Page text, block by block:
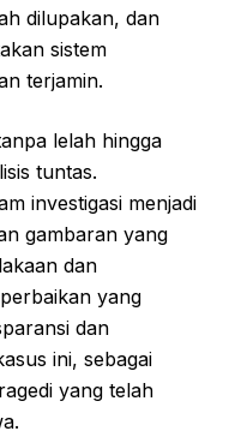
dilupakan, dan
sistem
terjamin.
lelah hingga
tuntas.
investigasi menjadi
gambaran yang
dan
yang
dan
ini, sebagai
yang telah